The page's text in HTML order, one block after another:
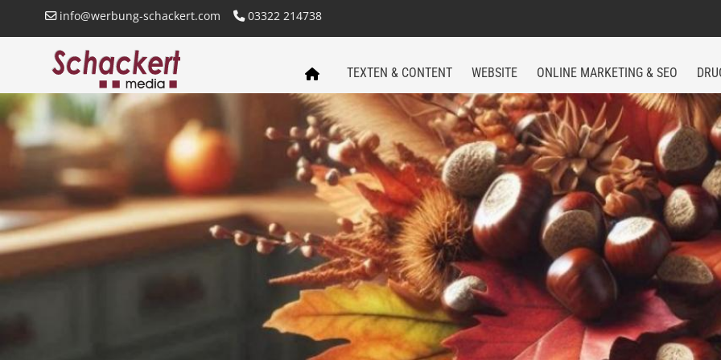
info@werbung-schackert.com 03322 214738
SCHACKERT
MEDIA
STARTSEITE
TEXTEN & CONTENT WEBSITE ONLINE MARKETING & SEO